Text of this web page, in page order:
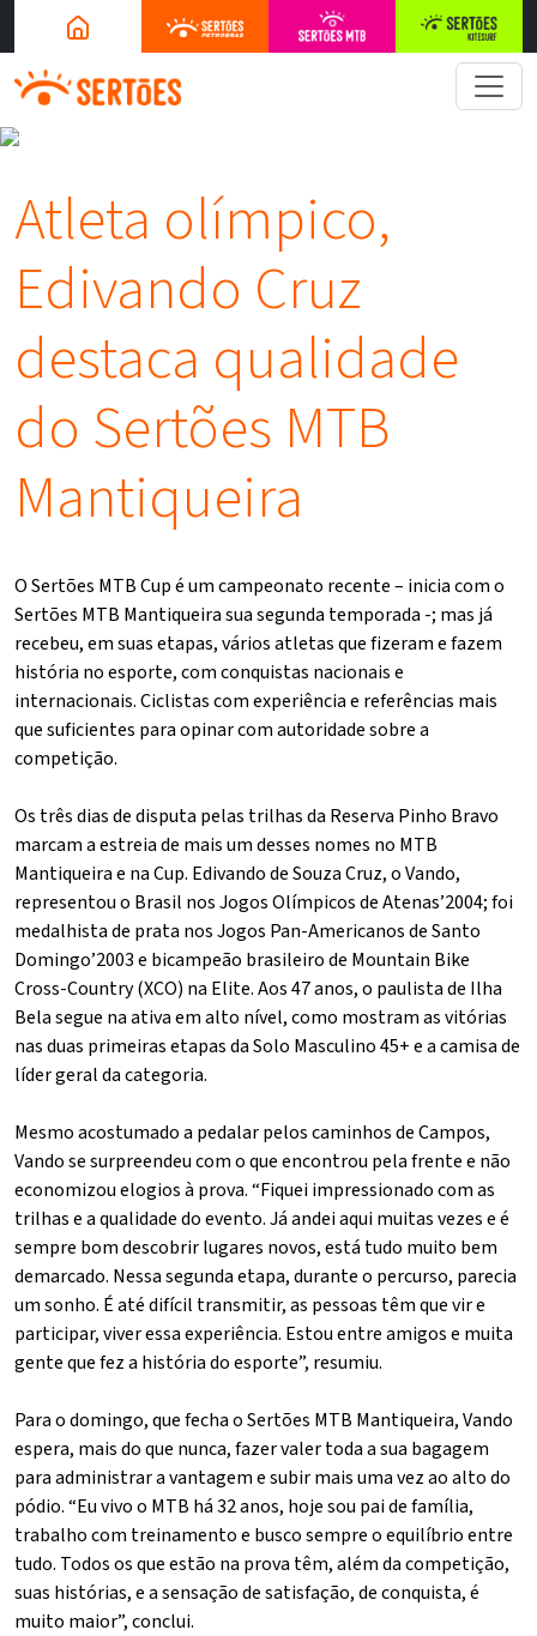
Atleta olímpico,
Edivando Cruz
destaca qualidade
do Sertões MTB
Mantiqueira
O Sertões MTB Cup é um campeonato recente – inicia com o
Sertões MTB Mantiqueira sua segunda temporada -; mas já
recebeu, em suas etapas, vários atletas que fizeram e fazem
história no esporte, com conquistas nacionais e
internacionais. Ciclistas com experiência e referências mais
que suficientes para opinar com autoridade sobre a
competição.
Os três dias de disputa pelas trilhas da Reserva Pinho Bravo
marcam a estreia de mais um desses nomes no MTB
Mantiqueira e na Cup. Edivando de Souza Cruz, o Vando,
representou o Brasil nos Jogos Olímpicos de Atenas’2004; foi
medalhista de prata nos Jogos Pan-Americanos de Santo
Domingo’2003 e bicampeão brasileiro de Mountain Bike
Cross-Country (XCO) na Elite. Aos 47 anos, o paulista de Ilha
Bela segue na ativa em alto nível, como mostram as vitórias
nas duas primeiras etapas da Solo Masculino 45+ e a camisa de
líder geral da categoria.
Mesmo acostumado a pedalar pelos caminhos de Campos,
Vando se surpreendeu com o que encontrou pela frente e não
economizou elogios à prova. “Fiquei impressionado com as
trilhas e a qualidade do evento. Já andei aqui muitas vezes e é
sempre bom descobrir lugares novos, está tudo muito bem
demarcado. Nessa segunda etapa, durante o percurso, parecia
um sonho. É até difícil transmitir, as pessoas têm que vir e
participar, viver essa experiência. Estou entre amigos e muita
gente que fez a história do esporte”, resumiu.
Para o domingo, que fecha o Sertões MTB Mantiqueira, Vando
espera, mais do que nunca, fazer valer toda a sua bagagem
para administrar a vantagem e subir mais uma vez ao alto do
pódio. “Eu vivo o MTB há 32 anos, hoje sou pai de família,
trabalho com treinamento e busco sempre o equilíbrio entre
tudo. Todos os que estão na prova têm, além da competição,
suas histórias, e a sensação de satisfação, de conquista, é
muito maior”, conclui.